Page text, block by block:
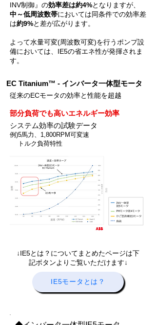
INV制御』の効率差は約4%となりますが、
中～低周波数帯においては同条件での効率差
は約9%と差が広がります。
よって水量可変(周波数可変)を行うポンプ設
備においては、IE5の省エネ性が発揮されま
す。
EC Titanium™ - インバータ一体型モータ
従来のECモータの効率と性能を超越
部分負荷でも高いエネルギー効率
​システム効率の試験データ
例)5馬力、1,800RPM可変速
トルク負荷特性
↓​IE5とは？についてまとめたページは下
記ボタンよりご覧いただけます↓
IE5モータとは？